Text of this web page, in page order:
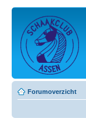
Forumoverzicht